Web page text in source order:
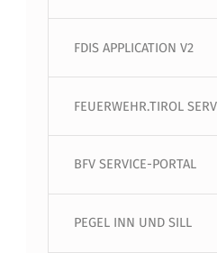
FDIS APPLICATION V2
FEUERWEHR.TIROL
BFV SERVICE-PORTAL
PEGEL INN UND SILL